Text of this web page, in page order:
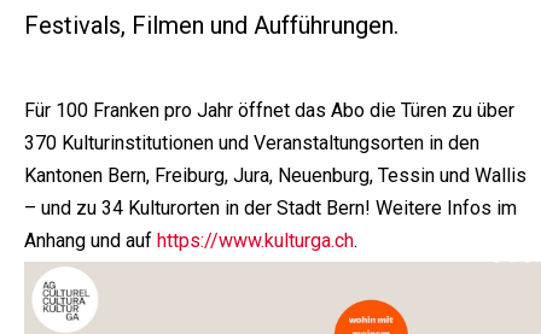
Festivals, Filmen und Aufführungen.
Für 100 Franken pro Jahr öffnet das Abo die Türen zu über
370 Kulturinstitutionen und Veranstaltungsorten in den
Kantonen Bern, Freiburg, Jura, Neuenburg, Tessin und Wallis
– und zu 34 Kulturorten in der Stadt Bern! Weitere Infos im
Anhang und auf https://www.kulturga.ch.